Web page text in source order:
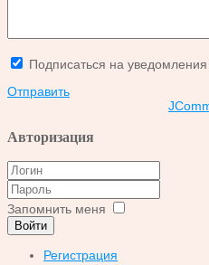
Подписаться на
Отправить
Авторизация
Запомнить меня
Войти
Регистрация